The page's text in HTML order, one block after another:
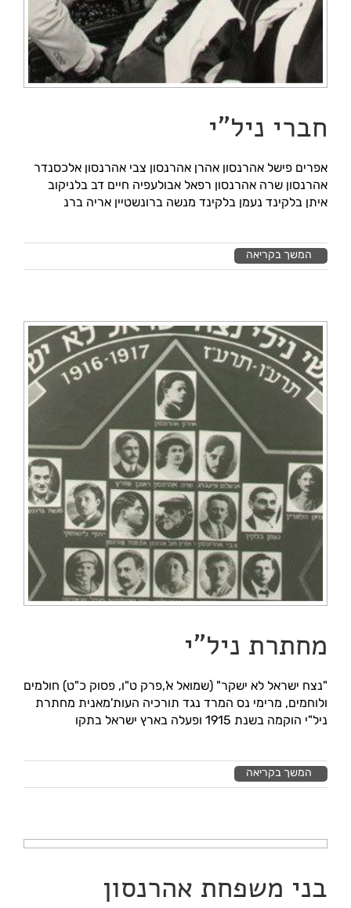
טיולים באיזור
להזמנות
Contact us
חברי ניל"י
אפרים פישל אהרנסון אהרן אהרנסון צבי אהרנסון אלכסנדר
אהרנסון שרה אהרנסון רפאל אבולעפיה חיים דב בלניקוב
איתן בלקינד נעמן בלקינד מנשה ברונשטיין אריה ברנ
המשך בקריאה
מחתרת ניל"י
"נצח ישראל לא ישקר" (שמואל א',פרק ט"ו, פסוק כ"ט) חולמים
ולוחמים, מרימי נס המרד נגד תורכיה העות'מאנית מחתרת
ניל"י הוקמה בשנת 1915 ופעלה בארץ ישראל בתקו
המשך בקריאה
בני משפחת אהרנסון